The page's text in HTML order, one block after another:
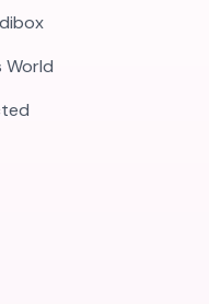
World